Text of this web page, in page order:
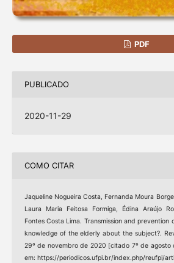
PDF
PUBLICADO
2020-11-29
COMO CITAR
Jaqueline Nogueira Costa, Fernanda Moura
Laura Maria Feitosa Formiga, Édina Araújo
Fontes Costa Lima. Transmission and
knowledge of the elderly about the subject?.
29º de novembro de 2020 [citado 7º de agosto
em: https://periodicos.ufpi.br/index.php/reufpi/